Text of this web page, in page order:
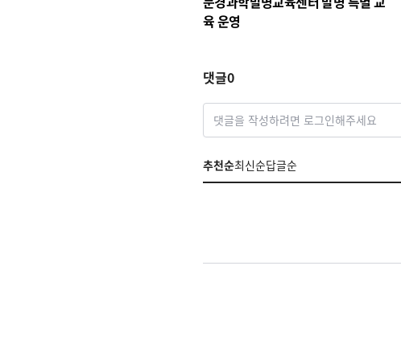
육 운영
댓글0
댓글을 작성하려면 로그인해주세요
추천순최신순답글순